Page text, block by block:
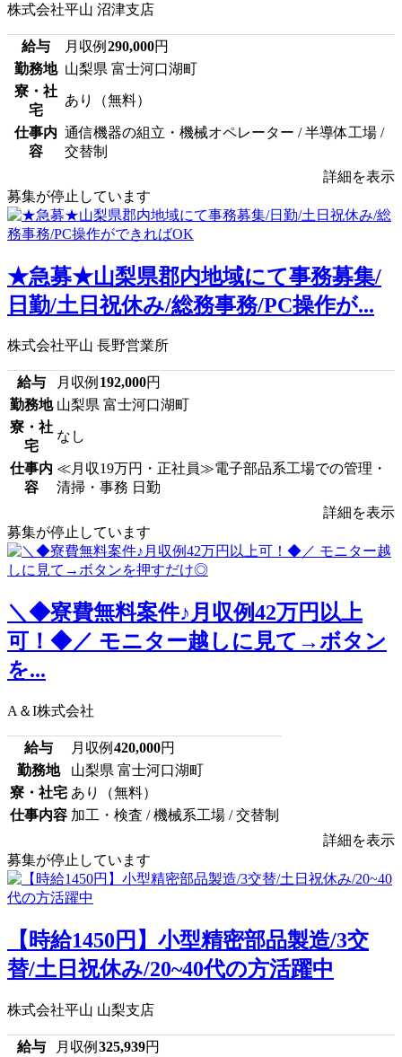
株式会社平山 沼津支店
給与 月収例 290,000円
勤務地 山梨県 富士河口湖町
寮・社
宅
あり（無料）
仕事内
容
通信機器の組立・機械オペレーター / 半導体工場 /
交替制
詳細を表示
募集が停止しています
★急募★山梨県郡内地域にて事務募集/
日勤/土日祝休み/総務事務/PC操作が...
株式会社平山 長野営業所
給与 月収例 192,000円
勤務地 山梨県 富士河口湖町
寮・社
宅
なし
仕事内
容
≪月収19万円・正社員≫電子部品系工場での管理・
清掃・事務 日勤
詳細を表示
募集が停止しています
＼◆寮費無料案件♪月収例42万円以上
可！◆／ モニター越しに見て→ボタン
を...
A＆I株式会社
給与 月収例 420,000円
勤務地
山梨県 富士河口湖町
寮・社宅 あり（無料）
仕事内容 加工・検査 / 機械系工場 / 交替制
詳細を表示
募集が停止しています
【時給1450円】小型精密部品製造/3交
替/土日祝休み/20~40代の方活躍中
株式会社平山 山梨支店
給与 月収例 325,939円